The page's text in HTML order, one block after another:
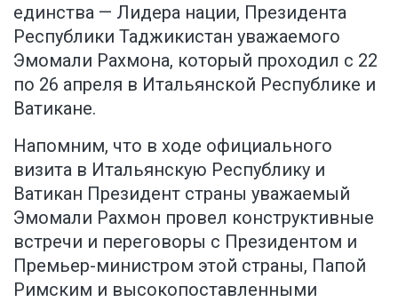
единства — Лидера нации, Президента
Республики Таджикистан уважаемого
Эмомали Рахмона, который проходил с 22
по 26 апреля в Итальянской Республике и
Ватикане.
Напомним, что в ходе официального
визита в Итальянскую Республику и
Ватикан Президент страны уважаемый
Эмомали Рахмон провел конструктивные
встречи и переговоры с Президентом и
Премьер-министром этой страны, Папой
Римским и высокопоставленными